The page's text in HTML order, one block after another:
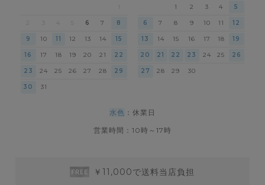
4 6 7 8
9 10 11 12 13 14 15
16 17 18 19 20 21 22
23 24 25 26 27 28 29
30 31
1 2 3 4 5
6 7 8 9 10 11 12
13 14 15 16 17 18 19
20 21 22 23 24 25 26
27 28 29 30
水色 ：休業日
営業時間：10時～17時
￥11,000で送料当店負担